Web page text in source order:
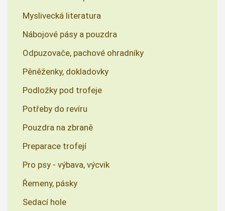
Myslivecká literatura
Nábojové pásy a pouzdra
Odpuzovače, pachové ohradníky
Pěněženky, dokladovky
Podložky pod trofeje
Potřeby do revíru
Pouzdra na zbraně
Preparace trofejí
Pro psy - výbava, výcvik
Řemeny, pásky
Sedací hole